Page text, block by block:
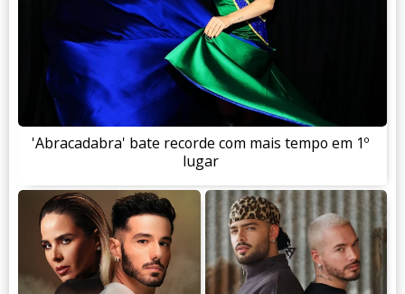
'Abracadabra' bate recorde com mais tempo em 1º
lugar